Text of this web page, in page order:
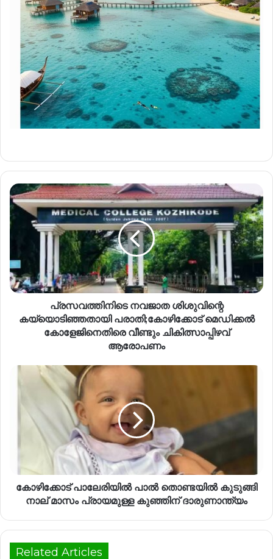
പ്രസവത്തിനിടെ നവജാത ശിശുവിന്റെ
കയ്യൊടിഞ്ഞതായി പരാതി;കോഴിക്കോട് മെഡിക്കൽ
കോളേജിനെതിരെ വീണ്ടും ചികിത്സാപ്പിഴവ്
ആരോപണം
കോഴിക്കോട് പാലേരിയിൽ പാൽ തൊണ്ടയിൽ കുടുങ്ങി
നാല് മാസം പ്രായമുള്ള കുഞ്ഞിന് ദാരുണാന്ത്യം
Related Articles